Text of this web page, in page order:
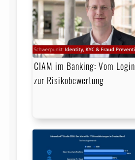
CIAM im Banking: Vom Login
zur Risikobewertung